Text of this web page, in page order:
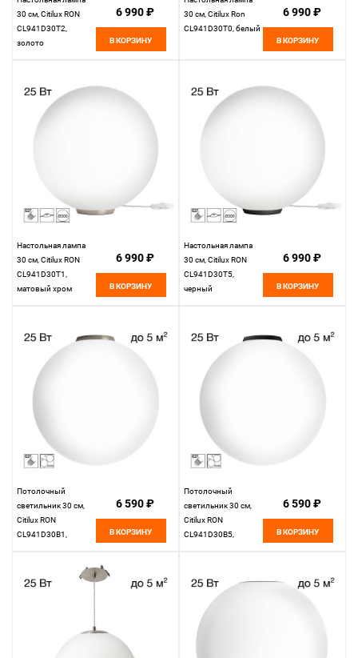
30 см, Citilux RON
CL941D30T2,
золото
6 990 ₽
В КОРЗИНУ
30 см, Citilux Ron
CL941D30T0, белый
6 990 ₽
В КОРЗИНУ
Настольная лампа
30 см, Citilux RON
CL941D30T1,
матовый хром
6 990 ₽
В КОРЗИНУ
Настольная лампа
30 см, Citilux RON
CL941D30T5,
черный
6 990 ₽
В КОРЗИНУ
Потолочный
светильник 30 см,
Citilux RON
CL941D30B1,
6 590 ₽
В КОРЗИНУ
Потолочный
светильник 30 см,
Citilux RON
CL941D30B5,
6 590 ₽
В КОРЗИНУ